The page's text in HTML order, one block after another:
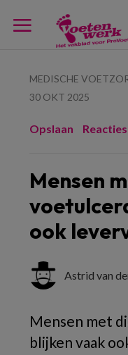
MEDISCHE
30 OKT 2025
Opslaan Reacties
Mensen
ook
Astrid van
Mensen met
blijken vaak